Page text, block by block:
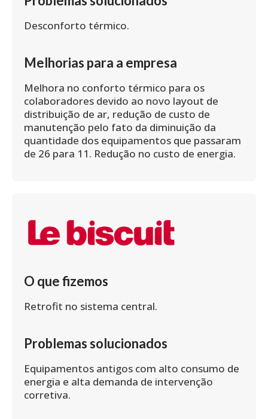
Desconforto térmico.
Melhorias para a empresa
Melhora no conforto térmico para os
colaboradores devido ao novo layout de
distribuição de ar, redução de custo de
manutenção pelo fato da diminuição da
quantidade dos equipamentos que passaram
de 26 para 11. Redução no custo de energia.
O que fizemos
Retrofit no sistema central.
Problemas solucionados
Equipamentos antigos com alto consumo de
energia e alta demanda de intervenção
corretiva.